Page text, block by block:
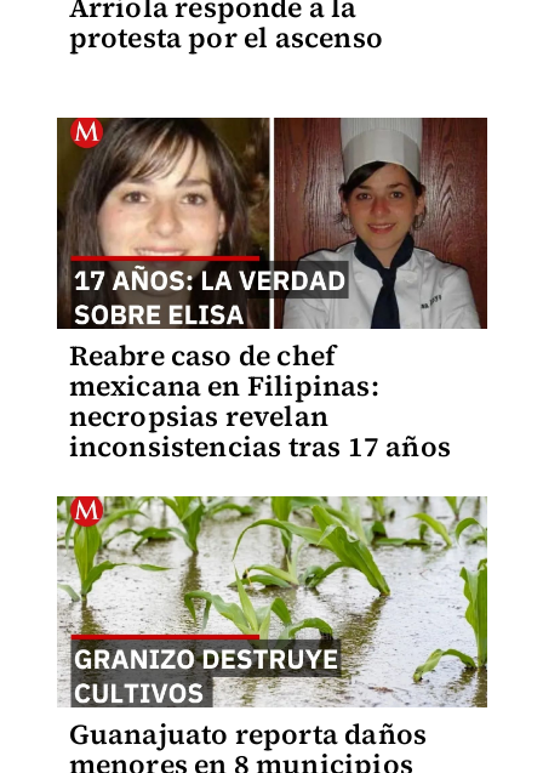
protesta por el ascenso
Reabre caso de chef
mexicana en Filipinas:
necropsias revelan
inconsistencias tras 17 años
Guanajuato reporta daños
menores en 8 municipios